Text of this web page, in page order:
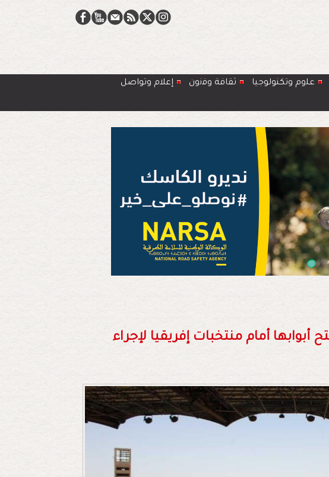
ﻋﻠوم وتكنولوجيا ﺛﻘﺎﻓﺔ وﻓﻧون
إعلام وتواصل
تفتح أبوابها أمام منتخبات إفريقيا لإجراء